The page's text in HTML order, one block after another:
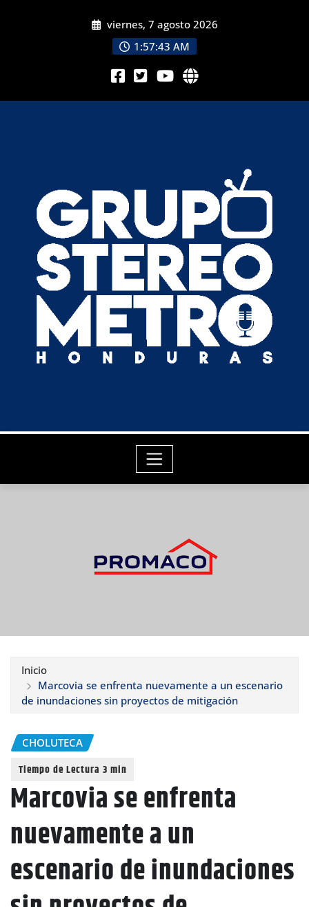
viernes, 7 agosto 2026
1:57:45 AM
Inicio
Marcovia se enfrenta nuevamente a un escenario
de inundaciones sin proyectos de mitigación
CHOLUTECA
Marcovia se enfrenta
nuevamente a un
escenario de inundaciones